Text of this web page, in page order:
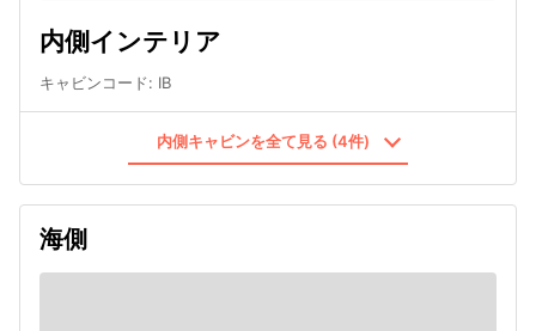
内側インテリア
キャビンコード: IB
内側キャビンを全て見る (4件)
海側